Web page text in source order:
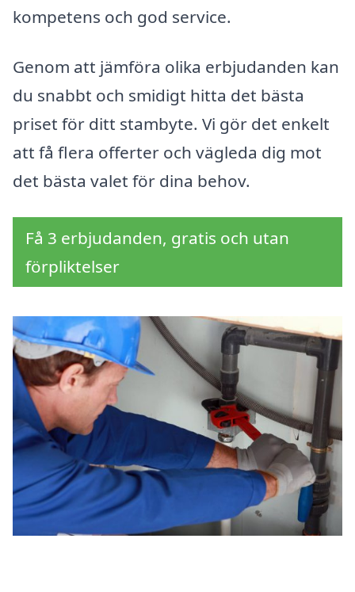
kompetens och god service.
Genom att jämföra olika erbjudanden kan
du snabbt och smidigt hitta det bästa
priset för ditt stambyte. Vi gör det enkelt
att få flera offerter och vägleda dig mot
det bästa valet för dina behov.
Få 3 erbjudanden, gratis och utan
förpliktelser